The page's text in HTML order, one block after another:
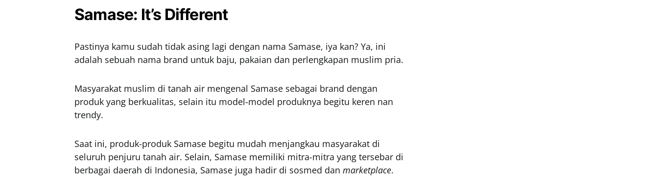
Samase: It’s Different
Pastinya kamu sudah tidak asing lagi dengan nama Samase, iya kan? Ya, ini
adalah sebuah nama brand untuk baju, pakaian dan perlengkapan muslim pria.
Masyarakat muslim di tanah air mengenal Samase sebagai brand dengan
produk yang berkualitas, selain itu model-model produknya begitu keren nan
trendy.
Saat ini, produk-produk Samase begitu mudah menjangkau masyarakat di
seluruh penjuru tanah air. Selain, Samase memiliki mitra-mitra yang tersebar di
berbagai daerah di Indonesia, Samase juga hadir di sosmed dan marketplace.